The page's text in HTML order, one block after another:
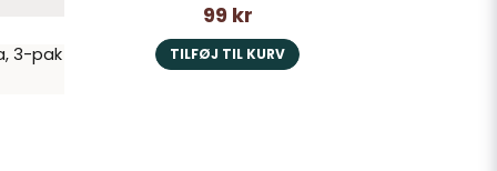
3-pak
99 kr
TILFØJ TIL KURV